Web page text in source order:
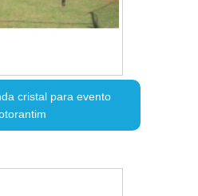
cristal para evento